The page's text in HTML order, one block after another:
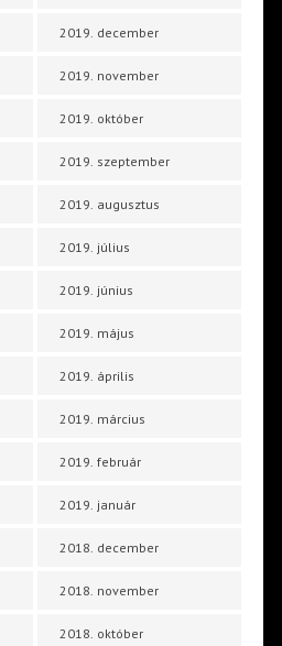
2019. december
2019. november
2019. október
2019. szeptember
2019. augusztus
2019. július
2019. június
2019. május
2019. április
2019. március
2019. február
2019. január
2018. december
2018. november
2018. október